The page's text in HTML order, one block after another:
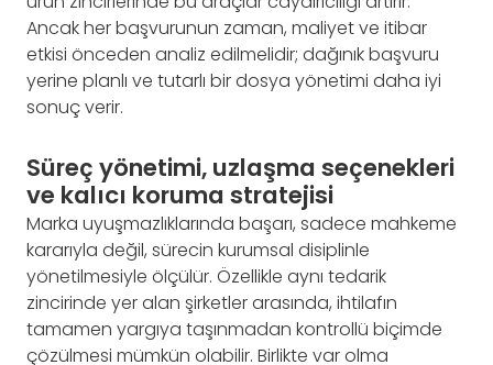
Ancak her başvurunun zaman, maliyet ve itibar
etkisi önceden analiz edilmelidir; dağınık başvuru
yerine planlı ve tutarlı bir dosya yönetimi daha iyi
sonuç verir.
Süreç yönetimi, uzlaşma seçenekleri
ve kalıcı koruma stratejisi
Marka uyuşmazlıklarında başarı, sadece mahkeme
kararıyla değil, sürecin kurumsal disiplinle
yönetilmesiyle ölçülür. Özellikle aynı tedarik
zincirinde yer alan şirketler arasında, ihtilafın
tamamen yargıya taşınmadan kontrollü biçimde
çözülmesi mümkün olabilir. Birlikte var olma